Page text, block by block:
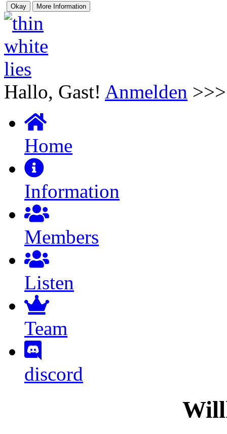
Hallo, Gast! Anmelden
Home
Information
Members
Listen
Team
discord